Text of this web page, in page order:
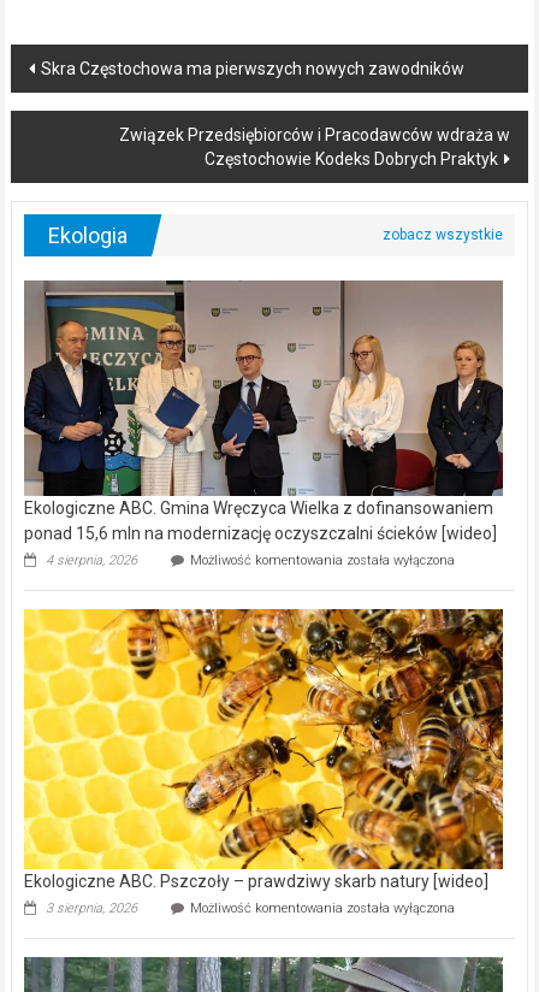
Post
navigation
Skra Częstochowa ma pierwszych nowych zawodników
Związek Przedsiębiorców i Pracodawców wdraża w
Częstochowie Kodeks Dobrych Praktyk
Ekologia
Ekologiczne ABC. Gmina Wręczyca Wielka z dofinansowaniem
ponad 15,6 mln na modernizację oczyszczalni ścieków [wideo]
4 sierpnia, 2026 Możliwość komentowania Ekologiczne
Wręczyca
Wielka
z
dofinansowaniem
ponad
15,6
mln
na
modernizację
oczyszczalni
ścieków
[wideo]
została wyłączona
Ekologiczne ABC. Pszczoły – prawdziwy skarb natury [wideo]
3 sierpnia, 2026 Możliwość komentowania Ekologiczne
–
prawdziwy
została wyłączona